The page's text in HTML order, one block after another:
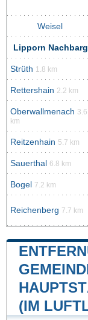
Weisel
Lipporn
Strüth 1.8 km
Rettershain 2.2 km
Oberwallmenach 3.6
km
Reitzenhain 5.7 km
Sauerthal 6.8 km
Bogel 7.2 km
Reichenberg 7.7 km
(IM